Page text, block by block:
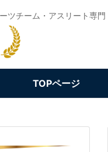
ツチーム・アスリート専門
TOPページ